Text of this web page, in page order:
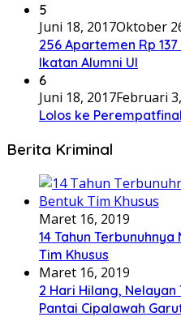
5
Juni 18, 2017Oktober
256 Apartemen Rp
Ikatan Alumni UI
6
Juni 18, 2017Februari
Lolos ke
Berita Kriminal
Maret 16, 2019
14 Tahun
Tim Khusus
Maret 16, 2019
2 Hari Hilang,
Pantai Cipalawah